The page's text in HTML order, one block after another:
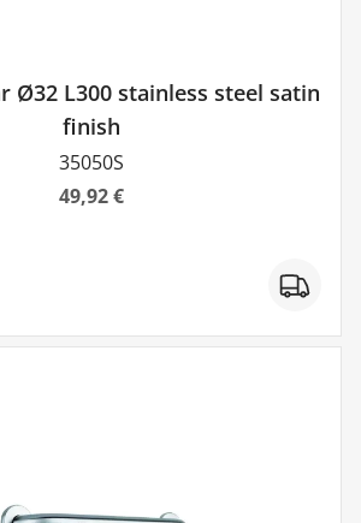
Ø32 L300 stainless steel satin
finish
35050S
49,92 €